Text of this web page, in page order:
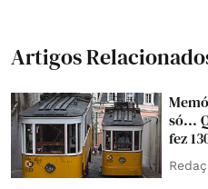
Artigos
só...
fez